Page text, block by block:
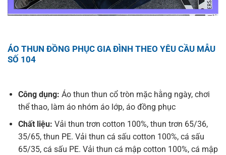
ÁO THUN ĐỒNG PHỤC GIA ĐÌNH THEO YÊU CẦU MẪU
SỐ 104
Công dụng: Áo thun thun cổ tròn mặc hằng ngày, chơi
thể thao, làm áo nhóm áo lớp, áo đồng phục
Chất liệu: Vải thun trơn cotton 100%, thun trơn 65/36,
35/65, thun PE. Vải thun cá sấu cotton 100%, cá sấu
65/35, cá sấu PE. Vải thun cá mập cotton 100%, cá mập